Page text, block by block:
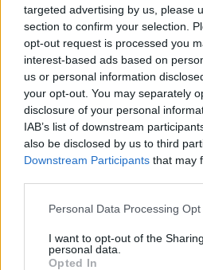
targeted advertising by us, please
section to confirm your selection.
opt-out request is processed you
interest-based ads based on
us or personal information
your opt-out. You may separately
disclosure of your personal
IAB’s list of downstream
also be disclosed by us to third
Downstream Participants that may
Personal Data Processing
I want to opt-out of the
personal data.
Opted In
Sécurité Automobile
Catalogne lance un
téléphone et ceinture